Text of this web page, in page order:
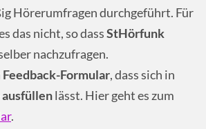
Hörerumfragen durchgeführt. Für
das nicht, so dassStHörfunk
nachzufragen.
Feedback-Formular, dass sich in
lässt. Hier geht es zum
.